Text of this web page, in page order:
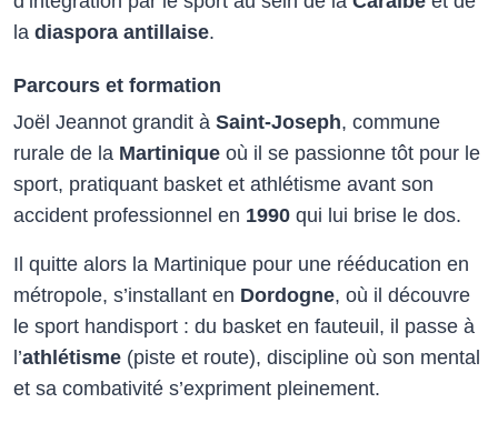
la diaspora antillaise.​
Parcours et formation
Joël Jeannot grandit à Saint-Joseph, commune
rurale de la Martinique où il se passionne tôt pour le
sport, pratiquant basket et athlétisme avant son
accident professionnel en 1990 qui lui brise le dos.
Il quitte alors la Martinique pour une rééducation en
métropole, s’installant en Dordogne, où il découvre
le sport handisport : du basket en fauteuil, il passe à
l’athlétisme (piste et route), discipline où son mental
et sa combativité s’expriment pleinement.​